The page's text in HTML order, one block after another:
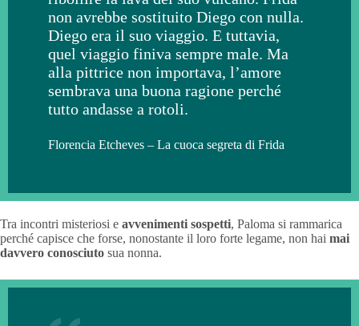
non avrebbe sostituito Diego con nulla.
Diego era il suo viaggio. E tuttavia,
quel viaggio finiva sempre male. Ma
alla pittrice non importava, l’amore
sembrava una buona ragione perché
tutto andasse a rotoli.
Florencia Etcheves – La cuoca segreta di Frida
Tra incontri misteriosi e avvenimenti sospetti, Paloma si rammarica
perché capisce che forse, nonostante il loro forte legame, non hai mai
davvero conosciuto sua nonna.